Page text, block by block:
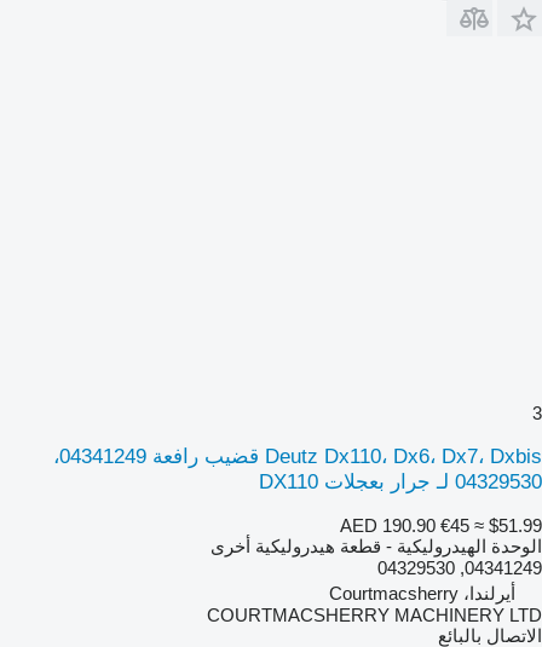
3
Deutz Dx110، Dx6، Dx7، Dxbis قضيب رافعة 04341249،
04329530 لـ جرار بعجلات DX110
AED 190.90 €45 ≈ $51.99
الوحدة الهيدروليكية - قطعة هيدروليكية أخرى
04341249, 04329530
أيرلندا، Courtmacsherry
COURTMACSHERRY MACHINERY LTD
الاتصال بالبائع